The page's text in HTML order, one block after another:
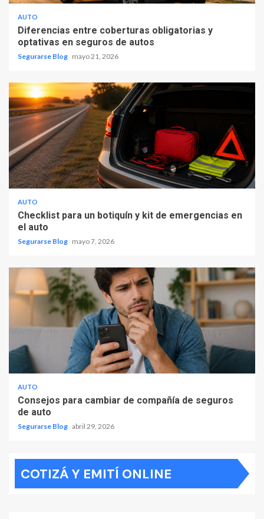
AUTO
Diferencias entre coberturas obligatorias y
optativas en seguros de autos
Segurarse Blog mayo 21, 2026
AUTO
Checklist para un botiquín y kit de emergencias en
el auto
Segurarse Blog mayo 7, 2026
AUTO
Consejos para cambiar de compañía de seguros
de auto
Segurarse Blog abril 29, 2026
COTIZÁ Y EMITÍ ONLINE